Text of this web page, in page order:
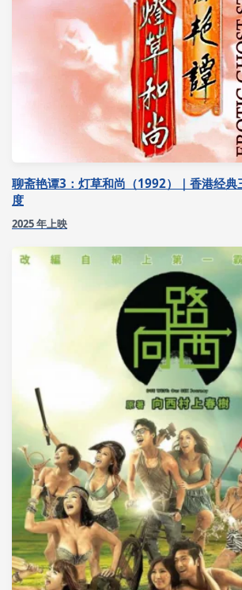
聊斋艳谭3：灯草和尚（1992）｜香港经典
度
2025 年上映